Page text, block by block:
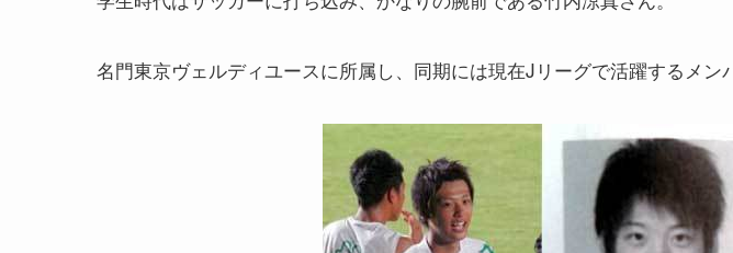
名門東京ヴェルディユースに所属し、同期には現在Jリーグで活躍するメン